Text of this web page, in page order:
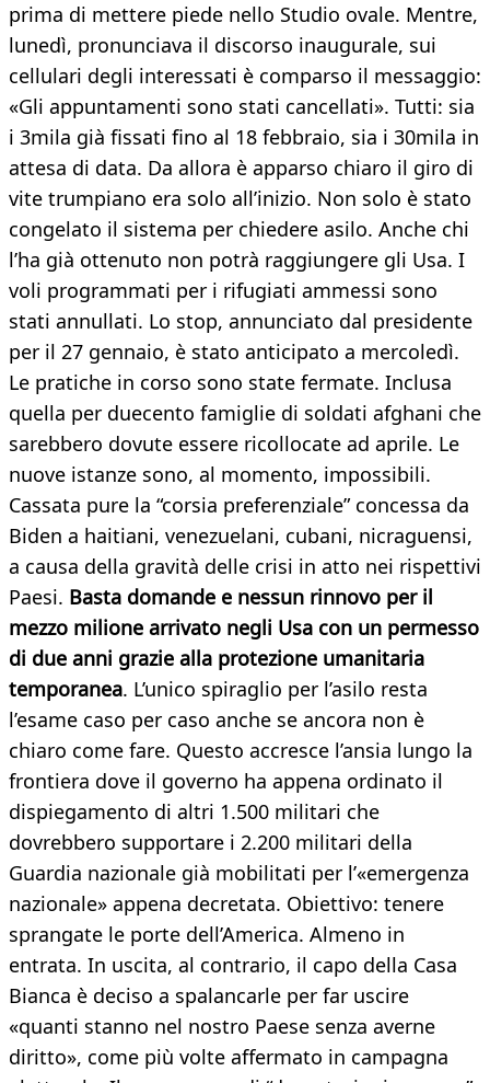
prima di mettere piede nello Studio ovale. Mentre,
lunedì, pronunciava il discorso inaugurale, sui
cellulari degli interessati è comparso il messaggio:
«Gli appuntamenti sono stati cancellati». Tutti: sia
i 3mila già fissati fino al 18 febbraio, sia i 30mila in
attesa di data. Da allora è apparso chiaro il giro di
vite trumpiano era solo all’inizio. Non solo è stato
congelato il sistema per chiedere asilo. Anche chi
l’ha già ottenuto non potrà raggiungere gli Usa. I
voli programmati per i rifugiati ammessi sono
stati annullati. Lo stop, annunciato dal presidente
per il 27 gennaio, è stato anticipato a mercoledì.
Le pratiche in corso sono state fermate. Inclusa
quella per duecento famiglie di soldati afghani che
sarebbero dovute essere ricollocate ad aprile. Le
nuove istanze sono, al momento, impossibili.
Cassata pure la “corsia preferenziale” concessa da
Biden a haitiani, venezuelani, cubani, nicraguensi,
a causa della gravità delle crisi in atto nei rispettivi
Paesi. Basta domande e nessun rinnovo per il
mezzo milione arrivato negli Usa con un permesso
di due anni grazie alla protezione umanitaria
temporanea. L’unico spiraglio per l’asilo resta
l’esame caso per caso anche se ancora non è
chiaro come fare. Questo accresce l’ansia lungo la
frontiera dove il governo ha appena ordinato il
dispiegamento di altri 1.500 militari che
dovrebbero supportare i 2.200 militari della
Guardia nazionale già mobilitati per l’«emergenza
nazionale» appena decretata. Obiettivo: tenere
sprangate le porte dell’America. Almeno in
entrata. In uscita, al contrario, il capo della Casa
Bianca è deciso a spalancarle per far uscire
«quanti stanno nel nostro Paese senza averne
diritto», come più volte affermato in campagna